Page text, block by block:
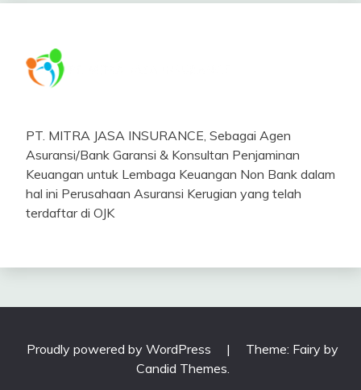
PT. MITRA JASA INSURANCE, Sebagai Agen
Asuransi/Bank Garansi & Konsultan Penjaminan
Keuangan untuk Lembaga Keuangan Non Bank dalam
hal ini Perusahaan Asuransi Kerugian yang telah
terdaftar di OJK
Proudly powered by WordPress |
Theme: Fairy by
Candid Themes